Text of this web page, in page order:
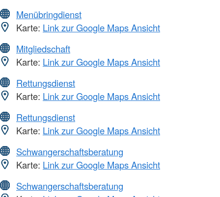
Menübringdienst
Karte: Link zur Google Maps Ansicht
Mitgliedschaft
Karte: Link zur Google Maps Ansicht
Rettungsdienst
Karte: Link zur Google Maps Ansicht
Rettungsdienst
Karte: Link zur Google Maps Ansicht
Schwangerschaftsberatung
Karte: Link zur Google Maps Ansicht
Schwangerschaftsberatung